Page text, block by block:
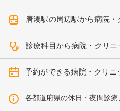
唐湊駅の周辺駅から病院
診療科目から病院・クリ
予約ができる病院・クリニ
各都道府県の休日・夜間診